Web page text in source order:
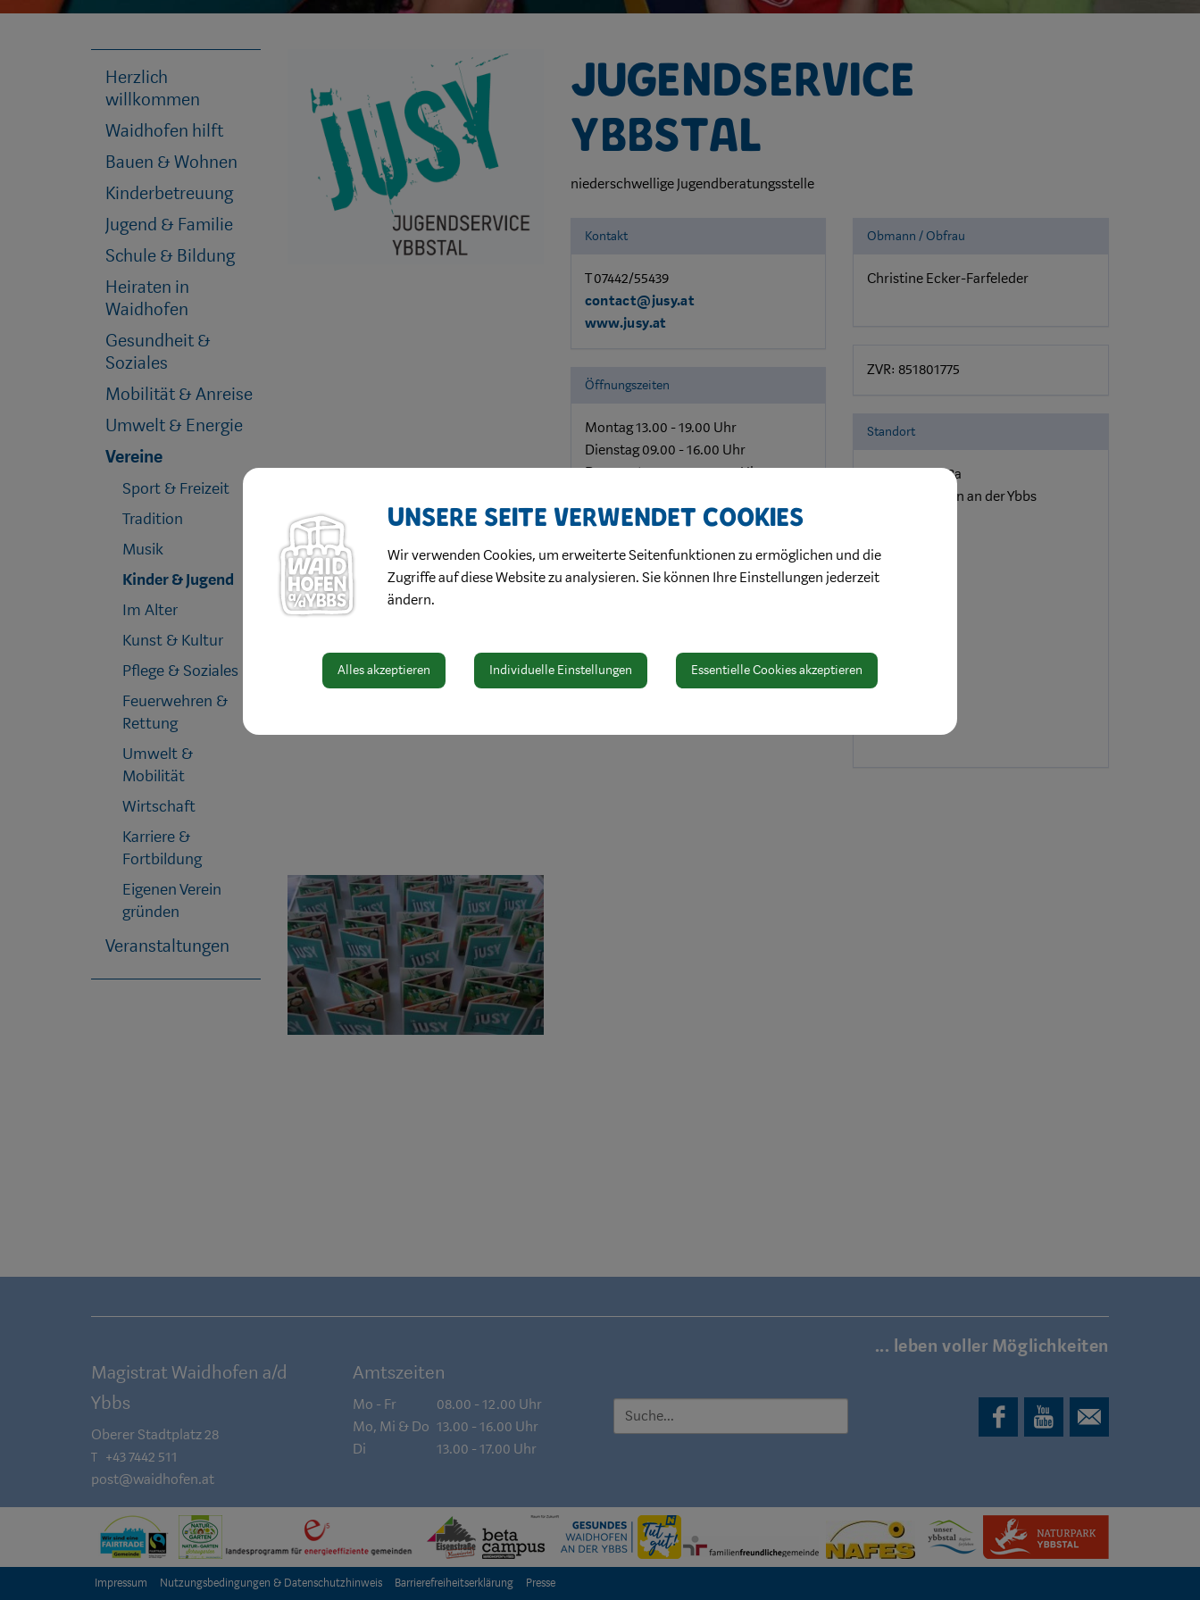
Jugendservice
Ybbstal
niederschwellige Jugendberatungsstelle
Kontakt
T 07442/55439
contact@jusy.at
www.jusy.at
Öffnungszeiten
Montag 13.00 - 19.00 Uhr
Dienstag 09.00 - 16.00 Uhr
Donnerstag 09.00 - 16.00 Uhr
Obmann / Obfrau
Christine Ecker-Farfeleder
ZVR: 851801775
Standort
Hörtlergasse 3a
3340 Waidhofen an der Ybbs
Herzlich
willkommen
Waidhofen hilft
Bauen & Wohnen
Kinderbetreuung
Jugend & Familie
Schule & Bildung
Heiraten in
Waidhofen
Gesundheit &
Soziales
Mobilität & Anreise
Umwelt & Energie
Vereine
Sport & Freizeit
Tradition
Musik
Kinder & Jugend
Im Alter
Kunst & Kultur
Pflege & Soziales
Feuerwehren &
Rettung
Umwelt &
Mobilität
Wirtschaft
Karriere &
Fortbildung
Eigenen Verein
gründen
Veranstaltungen
... leben voller Möglichkeiten
Magistrat Waidhofen a/d
Ybbs
Oberer Stadtplatz 28
T +43 7442 511
post@waidhofen.at
Amtszeiten
Mo - Fr
08.00 - 12.00 Uhr
Mo, Mi & Do 13.00 - 16.00 Uhr
Di
13.00 - 17.00 Uhr
SUCHE
Impressum Nutzungsbedingungen & Datenschutzhinweis Barrierefreiheitserklärung Presse
Unsere Seite verwendet Cookies
Wir verwenden Cookies, um erweiterte Seitenfunktionen zu ermöglichen und die
Zugriffe auf diese Website zu analysieren. Sie können Ihre Einstellungen jederzeit
ändern.
Alles akzeptieren Individuelle Einstellungen Essentielle Cookies akzeptieren